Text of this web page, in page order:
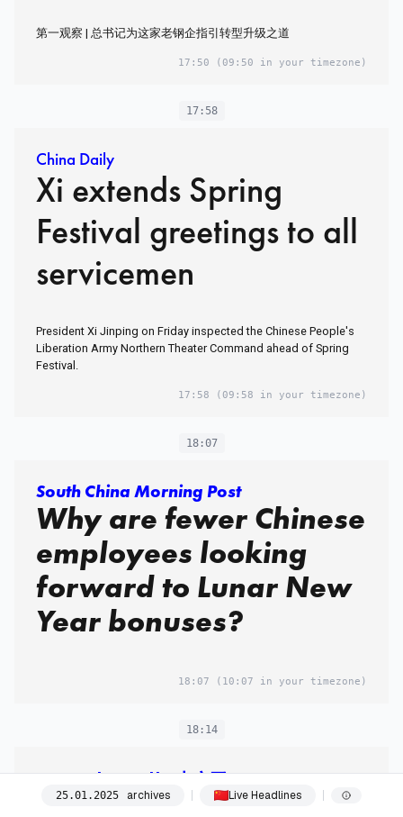
第一观察 | 总书记为这家老钢企指引转型升级之道
17:50 (09:50 in your timezone)
17:58
China Daily
Xi extends Spring
Festival greetings to all
servicemen
President Xi Jinping on Friday inspected the Chinese People's
Liberation Army Northern Theater Command ahead of Spring
Festival.
17:58 (09:58 in your timezone)
18:07
South China Morning Post
Why are fewer Chinese
employees looking
forward to Lunar New
Year bonuses?
18:07 (10:07 in your timezone)
18:14
Deutsche Welle 中文网
封面报道｜特朗普再冲
25.01.2025 archives Live Headlines